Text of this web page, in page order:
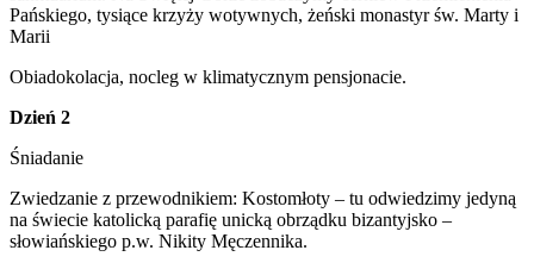
Pańskiego, tysiące krzyży wotywnych, żeński monastyr św. Marty i
Marii
Obiadokolacja, nocleg w klimatycznym pensjonacie.
Dzień 2
Śniadanie
Zwiedzanie z przewodnikiem: Kostomłoty – tu odwiedzimy jedyną
na świecie katolicką parafię unicką obrządku bizantyjsko –
słowiańskiego p.w. Nikity Męczennika.